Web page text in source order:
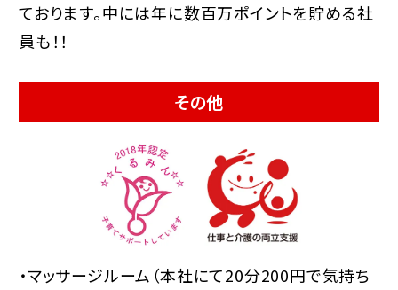
ております。中には年に数百万ポイントを貯める社
員も！！
その他
・マッサージルーム（本社にて20分200円で気持ち